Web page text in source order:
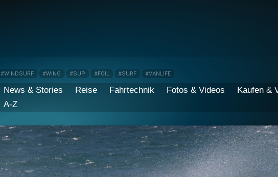
#WINDSURF #WING #SUP #FOIL #SURF #VANLIFE
News & Stories Reise Fahrtechnik Fotos & Videos
Kaufen &
A-Z